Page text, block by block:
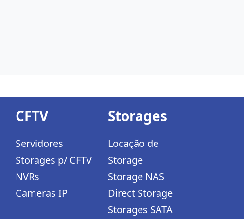
CFTV
Servidores
Storages p/ CFTV
NVRs
Cameras IP
Storages
Locação de
Storage
Storage NAS
Direct Storage
Storages SATA